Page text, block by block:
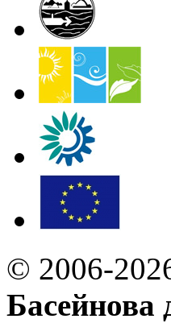
© 2006-
Басейнова